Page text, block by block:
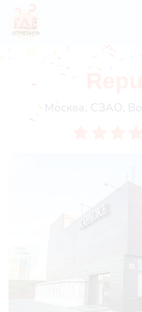
Москва, СЗАО,